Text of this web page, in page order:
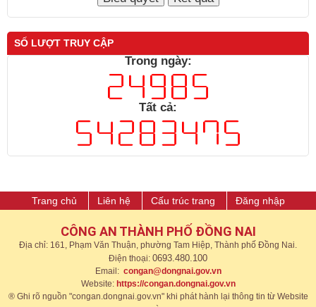
SỐ LƯỢT TRUY CẬP
Trong ngày:
Tất cả:
Trang chủ Liên hệ Cấu trúc trang Đăng nhập
CÔNG AN THÀNH PHỐ ĐỒNG NAI
Địa chỉ: 161, Phạm Văn Thuận, phường Tam Hiệp, Thành phố Đồng Nai.
Điện thoại: 0693.480.100
Email: congan@dongnai.gov.vn
Website: https://congan.dongnai.gov.vn​
® Ghi rõ nguồn "congan.dongnai.gov.vn" khi phát hành lại thông tin từ Website